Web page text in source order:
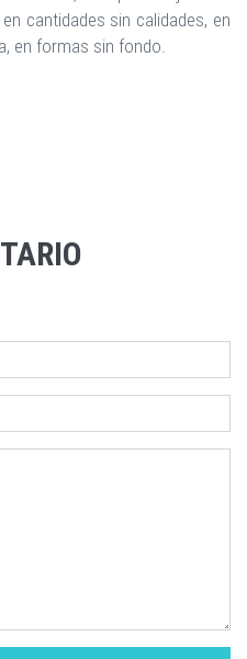
cantidades sin calidades, en
en formas sin fondo.